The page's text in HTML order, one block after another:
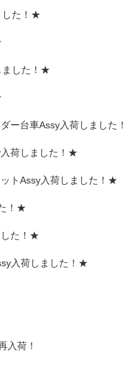
した！★
ました！★
ー台車Assy入荷しまし
荷しました！★
トAssy入荷しました！★
！★
した！★
入荷しました！★
入荷！